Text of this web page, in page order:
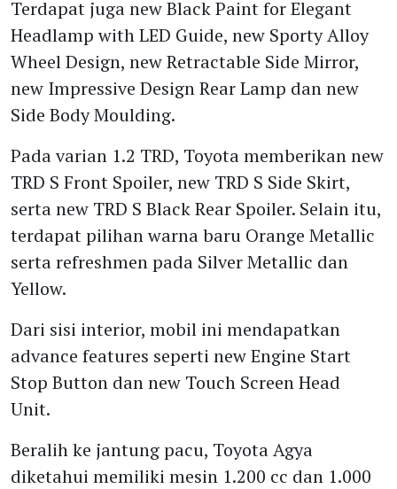
Terdapat juga new Black Paint for Elegant
Headlamp with LED Guide, new Sporty Alloy
Wheel Design, new Retractable Side Mirror,
new Impressive Design Rear Lamp dan new
Side Body Moulding.
Pada varian 1.2 TRD, Toyota memberikan new
TRD S Front Spoiler, new TRD S Side Skirt,
serta new TRD S Black Rear Spoiler. Selain itu,
terdapat pilihan warna baru Orange Metallic
serta refreshmen pada Silver Metallic dan
Yellow.
Dari sisi interior, mobil ini mendapatkan
advance features seperti new Engine Start
Stop Button dan new Touch Screen Head
Unit.
Beralih ke jantung pacu, Toyota Agya
diketahui memiliki mesin 1.200 cc dan 1.000